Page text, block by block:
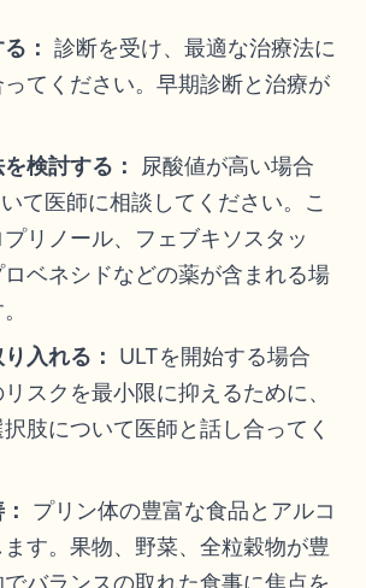
： 診断を受け、最適な治療法に
てください。早期診断と治療が
検討する：
尿酸値が高い場合
て医師に相談してください。こ
リノール、フェブキソスタッ
ロベネシドなどの薬が含まれる場
入れる：
ULTを開始する場合
スクを最小限に抑えるために、
肢について医師と話し合ってく
プリン体の豊富な食品とアルコ
す。果物、野菜、全粒穀物が豊
バランスの取れた食事に焦点を